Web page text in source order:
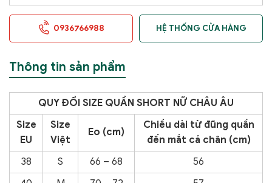
0936766988 HỆ THỐNG CỬA HÀNG
Thông tin sản phẩm
QUY ĐỔI SIZE QUẦN SHORT NỮ CHÂU ÂU
Size
EU
Size
Việt
Eo (cm)
Chiều dài từ đũng quần
đến mắt cá chân (cm)
38
S 66 – 68
56